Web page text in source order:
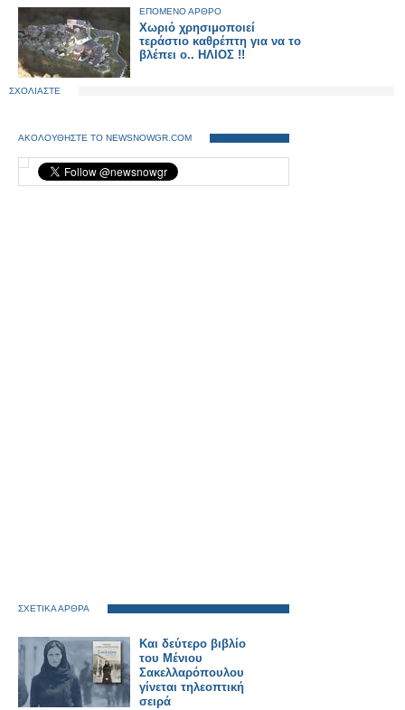
ΕΠΟΜΕΝΟ ΑΡΘΡΟ
Χωριό χρησιμοποιεί
τεράστιο καθρέπτη για να το
βλέπει ο.. ΗΛΙΟΣ !!
ΣΧΟΛΙΑΣΤΕ
ΑΚΟΛΟΥΘΗΣΤΕ ΤΟ NEWSNOWGR.COM
ΣΧΕΤΙΚΑ ΑΡΘΡΑ
Και δεύτερο βιβλίο
του Μένιου
Σακελλαρόπουλου
γίνεται τηλεοπτική
σειρά